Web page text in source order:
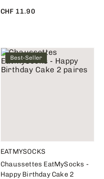
CHF 11.90
Best-Seller
EATMYSOCKS
Chaussettes EatMySocks -
Happy Birthday Cake 2